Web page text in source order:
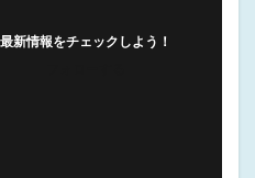
最新情報をチェックしよう！